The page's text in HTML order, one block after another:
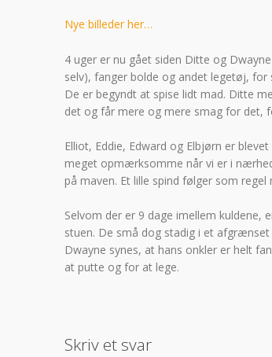
Nye billeder her…
4 uger er nu gået siden Ditte og
selv), fanger bolde og andet legetøj,
De er begyndt at spise lidt mad. Ditte
det og får mere og mere smag for det,
Elliot, Eddie, Edward og Elbjørn er
meget opmærksomme når vi er i
på maven. Et lille spind følger som regel
Selvom der er 9 dage imellem
stuen. De små dog stadig i et
Dwayne synes, at hans onkler er helt
at putte og for at lege.
Skriv et svar